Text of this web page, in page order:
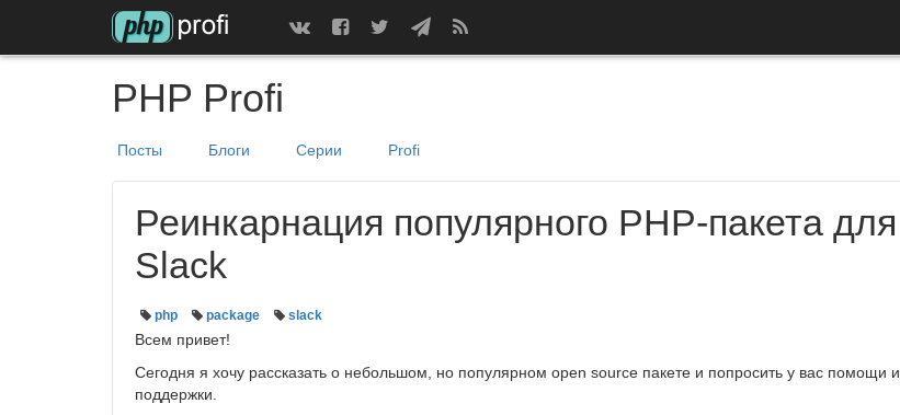
PHP Profi
Посты Блоги Серии Profi
Реинкарнация популярного PHP-пакета для
Slack
php package slack
Всем привет!
Сегодня я хочу рассказать о небольшом, но популярном open source пакете и попросить у вас помощи и
поддержки.